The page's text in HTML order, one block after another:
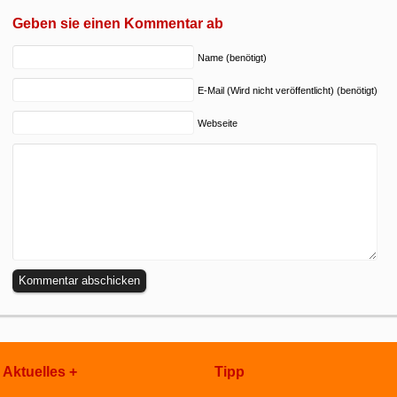
Geben sie einen Kommentar ab
Name (benötigt)
E-Mail (Wird nicht veröffentlicht) (benötigt)
Webseite
Aktuelles + Tipp